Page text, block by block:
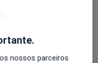
nossos parceiros